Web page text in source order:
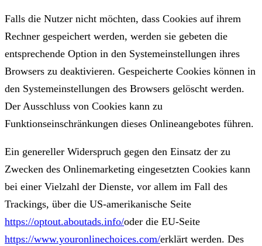
Falls die Nutzer nicht möchten, dass Cookies auf ihrem
Rechner gespeichert werden, werden sie gebeten die
entsprechende Option in den Systemeinstellungen ihres
Browsers zu deaktivieren. Gespeicherte Cookies können in
den Systemeinstellungen des Browsers gelöscht werden.
Der Ausschluss von Cookies kann zu
Funktionseinschränkungen dieses Onlineangebotes führen.
Ein genereller Widerspruch gegen den Einsatz der zu
Zwecken des Onlinemarketing eingesetzten Cookies kann
bei einer Vielzahl der Dienste, vor allem im Fall des
Trackings, über die US-amerikanische Seite
https://optout.aboutads.info/oder die EU-Seite
https://www.youronlinechoices.com/erklärt werden. Des